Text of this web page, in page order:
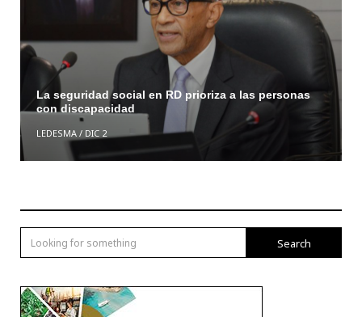
La seguridad social en RD prioriza a las personas
con discapacidad
LEDESMA/ DIC 2
Search